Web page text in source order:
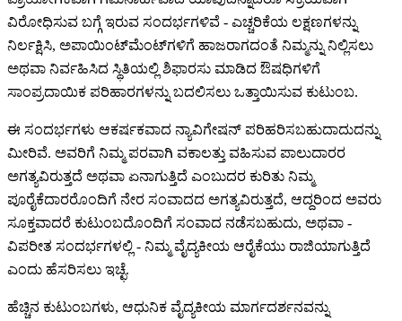
ವಿರೋಧಿಸುವ ಬಗ್ಗೆ ಇರುವ ಸಂದರ್ಭಗಳಿವೆ - ಎಚ್ಚರಿಕೆಯ ಲಕ್ಷಣಗಳನ್ನು
ನಿರ್ಲಕ್ಷಿಸಿ, ಅಪಾಯಿಂಟ್‌ಮೆಂಟ್‌ಗಳಿಗೆ ಹಾಜರಾಗದಂತೆ ನಿಮ್ಮನ್ನು ನಿಲ್ಲಿಸಲು
ಅಥವಾ ನಿರ್ವಹಿಸಿದ ಸ್ಥಿತಿಯಲ್ಲಿ ಶಿಫಾರಸು ಮಾಡಿದ ಔಷಧಿಗಳಿಗೆ
ಸಾಂಪ್ರದಾಯಿಕ ಪರಿಹಾರಗಳನ್ನು ಬದಲಿಸಲು ಒತ್ತಾಯಿಸುವ ಕುಟುಂಬ.
ಈ ಸಂದರ್ಭಗಳು ಆಕರ್ಷಕವಾದ ನ್ಯಾವಿಗೇಷನ್ ಪರಿಹರಿಸಬಹುದಾದುದನ್ನು
ಮೀರಿವೆ. ಅವರಿಗೆ ನಿಮ್ಮ ಪರವಾಗಿ ವಕಾಲತ್ತು ವಹಿಸುವ ಪಾಲುದಾರರ
ಅಗತ್ಯವಿರುತ್ತದೆ ಅಥವಾ ಏನಾಗುತ್ತಿದೆ ಎಂಬುದರ ಕುರಿತು ನಿಮ್ಮ
ಪೂರೈಕೆದಾರರೊಂದಿಗೆ ನೇರ ಸಂವಾದದ ಅಗತ್ಯವಿರುತ್ತದೆ, ಆದ್ದರಿಂದ ಅವರು
ಸೂಕ್ತವಾದರೆ ಕುಟುಂಬದೊಂದಿಗೆ ಸಂವಾದ ನಡೆಸಬಹುದು, ಅಥವಾ -
ವಿಪರೀತ ಸಂದರ್ಭಗಳಲ್ಲಿ - ನಿಮ್ಮ ವೈದ್ಯಕೀಯ ಆರೈಕೆಯು ರಾಜಿಯಾಗುತ್ತಿದೆ
ಎಂದು ಹೆಸರಿಸಲು ಇಚ್ಛೆ.
ಹೆಚ್ಚಿನ ಕುಟುಂಬಗಳು, ಆಧುನಿಕ ವೈದ್ಯಕೀಯ ಮಾರ್ಗದರ್ಶನವನ್ನು